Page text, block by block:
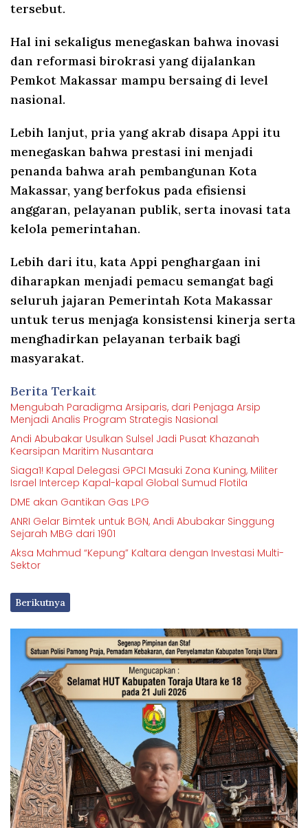
tersebut.
Hal ini sekaligus menegaskan bahwa inovasi
dan reformasi birokrasi yang dijalankan
Pemkot Makassar mampu bersaing di level
nasional.
Lebih lanjut, pria yang akrab disapa Appi itu
menegaskan bahwa prestasi ini menjadi
penanda bahwa arah pembangunan Kota
Makassar, yang berfokus pada efisiensi
anggaran, pelayanan publik, serta inovasi tata
kelola pemerintahan.
Lebih dari itu, kata Appi penghargaan ini
diharapkan menjadi pemacu semangat bagi
seluruh jajaran Pemerintah Kota Makassar
untuk terus menjaga konsistensi kinerja serta
menghadirkan pelayanan terbaik bagi
masyarakat.
Berita Terkait
Mengubah Paradigma Arsiparis, dari Penjaga Arsip
Menjadi Analis Program Strategis Nasional
Andi Abubakar Usulkan Sulsel Jadi Pusat Khazanah
Kearsipan Maritim Nusantara
Siaga1! Kapal Delegasi GPCI Masuki Zona Kuning, Militer
Israel Intercep Kapal-kapal Global Sumud Flotila
DME akan Gantikan Gas LPG
ANRI Gelar Bimtek untuk BGN, Andi Abubakar Singgung
Sejarah MBG dari 1901
Aksa Mahmud “Kepung” Kaltara dengan Investasi Multi-
Sektor
Berikutnya